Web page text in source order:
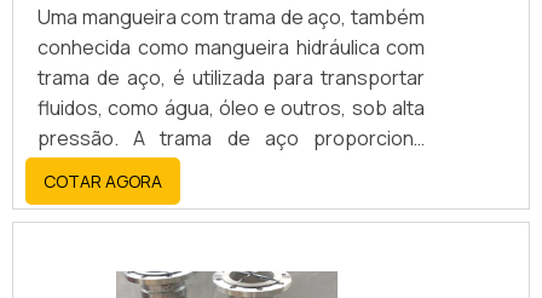
Uma mangueira com trama de aço, também
conhecida como mangueira hidráulica com
trama de aço, é utilizada para transportar
fluidos, como água, óleo e outros, sob alta
pressão. A trama de aço proporciona
resistência e estabilidade estrutural,
garantindo que a mangueira possa
suportar altas cargas de trabalho sem
COTAR AGORA